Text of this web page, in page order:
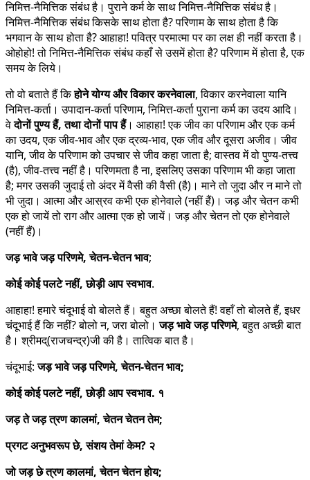
निमित्त-नैमित्तिक संबंध है। पुराने कर्म के साथ निमित्त-नैमित्तिक संबंध है।
निमित्त-नैमित्तिक संबंध किसके साथ होता है? परिणाम के साथ होता है कि
भगवान के साथ होता है? आहाहा! पवित्र परमात्मा पर का लक्ष ही नहीं करता है।
ओहोहो! तो निमित्त-नैमित्तिक संबंध कहाँ से उसमें होता है? परिणाम में होता है, एक
समय के लिये।
तो वो बताते हैं किहोने योग्य और विकार करनेवाला, विकार करनेवाला यानि
निमित्त-कर्ता। उपादान-कर्ता परिणाम, निमित्त-कर्ता पुराना कर्म का उदय आदि।
वेदोनों पुण्य हैं, तथा दोनों पाप हैं। आहाहा! एक जीव का परिणाम और एक कर्म
का उदय, एक जीव-भाव और एक द्रव्य-भाव, एक जीव और दूसरा अजीव। जीव
यानि, जीव के परिणाम को उपचार से जीव कहा जाता है; वास्तव में वो पुण्य-तत्त्व
(है), जीव-तत्त्व नहीं है। परिणमता है ना, इसलिए उसका परिणाम भी कहा जाता
है; मगर उसकी जुदाई तो अंदर में वैसी की वैसी (है)। माने तो जुदा और न माने तो
भी जुदा। आत्मा और आस्रव कभी एक होनेवाले (नहीं हैं)। जड़ और चेतन कभी
एक हो जायें तो राग और आत्मा एक हो जायें। जड़ और चेतन तो एक होनेवाले
(नहीं हैं)।
जड़ भावे जड़ परिणमे, चेतन-चेतन भाव;
कोई कोई पलटे नहीं, छोड़ी आप स्वभाव.
आहाहा! हमारे चंदूभाई वो बोलते हैं। बहुत अच्छा बोलते हैं! वहाँ तो बोलते हैं, इधर
चंदूभाई हैं कि नहीं? बोलो न, जरा बोलो।जड़ भावे जड़ परिणमे, बहुत अच्छी बात
है। श्रीमद्(राजचन्द्र)जी की है। तात्विक बात है।
चंदूभाई:जड़ भावे जड़ परिणमे, चेतन-चेतन भाव;
कोई कोई पलटे नहीं, छोड़ी आप स्वभाव. १
जड़ ते जड़ त्रण कालमां, चेतन चेतन तेम;
प्रगट अनुभवरूप छे, संशय तेमां केम? २
जो जड़ छे त्रण कालमां, चेतन चेतन होय;